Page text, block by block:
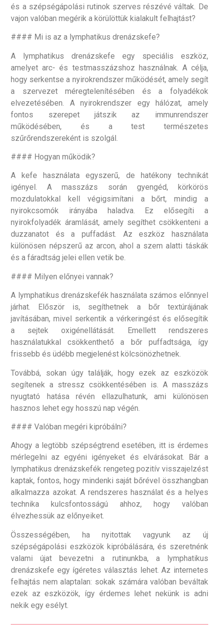
és a szépségápolási rutinok szerves részévé váltak. De
vajon valóban megérik a körülöttük kialakult felhajtást?
#### Mi is az a lymphatikus drenázskefe?
A lymphatikus drenázskefe egy speciális eszköz,
amelyet arc- és testmasszázshoz használnak. A célja,
hogy serkentse a nyirokrendszer működését, amely segít
a szervezet méregtelenítésében és a folyadékok
elvezetésében. A nyirokrendszer egy hálózat, amely
fontos szerepet játszik az immunrendszer
működésében, és a test természetes
szűrőrendszereként is szolgál.
#### Hogyan működik?
A kefe használata egyszerű, de hatékony technikát
igényel. A masszázs során gyengéd, körkörös
mozdulatokkal kell végigsimítani a bőrt, mindig a
nyirokcsomók irányába haladva. Ez elősegíti a
nyirokfolyadék áramlását, amely segíthet csökkenteni a
duzzanatot és a puffadást. Az eszköz használata
különösen népszerű az arcon, ahol a szem alatti táskák
és a fáradtság jelei ellen vetik be.
#### Milyen előnyei vannak?
A lymphatikus drenázskefék használata számos előnnyel
járhat. Először is, segíthetnek a bőr textúrájának
javításában, mivel serkentik a vérkeringést és elősegítik
a sejtek oxigénellátását. Emellett rendszeres
használatukkal csökkenthető a bőr puffadtsága, így
frissebb és üdébb megjelenést kölcsönözhetnek.
Továbbá, sokan úgy találják, hogy ezek az eszközök
segítenek a stressz csökkentésében is. A masszázs
nyugtató hatása révén ellazulhatunk, ami különösen
hasznos lehet egy hosszú nap végén.
#### Valóban megéri kipróbálni?
Ahogy a legtöbb szépségtrend esetében, itt is érdemes
mérlegelni az egyéni igényeket és elvárásokat. Bár a
lymphatikus drenázskefék rengeteg pozitív visszajelzést
kaptak, fontos, hogy mindenki saját bőrével összhangban
alkalmazza azokat. A rendszeres használat és a helyes
technika kulcsfontosságú ahhoz, hogy valóban
élvezhessük az előnyeiket.
Összességében, ha nyitottak vagyunk az új
szépségápolási eszközök kipróbálására, és szeretnénk
valami újat bevezetni a rutinunkba, a lymphatikus
drenázskefe egy ígéretes választás lehet. Az internetes
felhajtás nem alaptalan: sokak számára valóban beváltak
ezek az eszközök, így érdemes lehet nekünk is adni
nekik egy esélyt.